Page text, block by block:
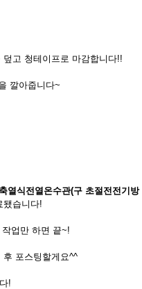
고 청테이프로 마감합니다!!
깔아줍니다~
열식전열온수관(구 초절전전기방
습니다!
업만 하면 끝~!
후 포스팅할게요^^
!